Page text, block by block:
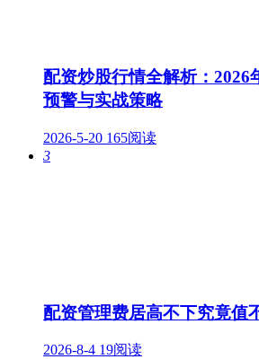
配资炒股行情全解析：2026
预警与实战策略
2026-5-20 165阅读
3
配资管理费居高不下究竟值
2026-8-4 19阅读